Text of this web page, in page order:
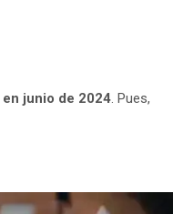
en junio de 2024. Pues,